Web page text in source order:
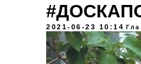
2021-06-23 10:14